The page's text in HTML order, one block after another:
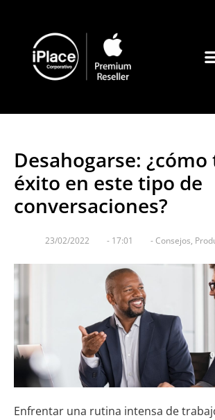
Desahogarse:
éxito en este tipo de
conversaciones?
23/02/2022 - 17:01 -Consejos,
Enfrentar una rutina intensa de